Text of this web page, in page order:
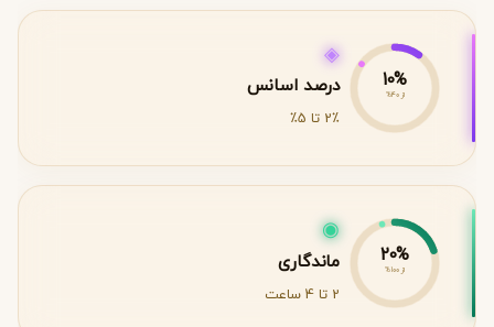
10%
از 40%
◈
درصد اسانس
2٪ تا 5٪
20%
از 100%
◉
ماندگاری
2 تا 4 ساعت